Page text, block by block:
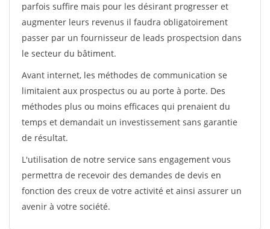
parfois suffire mais pour les désirant progresser et
augmenter leurs revenus il faudra obligatoirement
passer par un fournisseur de leads prospectsion dans
le secteur du bâtiment.
Avant internet, les méthodes de communication se
limitaient aux prospectus ou au porte à porte. Des
méthodes plus ou moins efficaces qui prenaient du
temps et demandait un investissement sans garantie
de résultat.
L'utilisation de notre service sans engagement vous
permettra de recevoir des demandes de devis en
fonction des creux de votre activité et ainsi assurer un
avenir à votre société.